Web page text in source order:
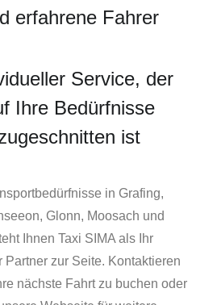
erfahrene Fahrer
Service, der
Ihre Bedürfnisse
ist
in Grafing,
Glonn, Moosach und
Ihnen Taxi SIMA als Ihr
Partner zur Seite. Kontaktieren
nächste Fahrt zu buchen oder